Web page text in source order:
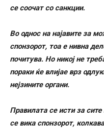
се соочат со санкции.
Во однос на најавите за
спонзорот, тоа е нивна
почитува. Но никој не
пораки ќе влијае врз
нејзините органи.
Правилата се исти за
се вика спонзорот,